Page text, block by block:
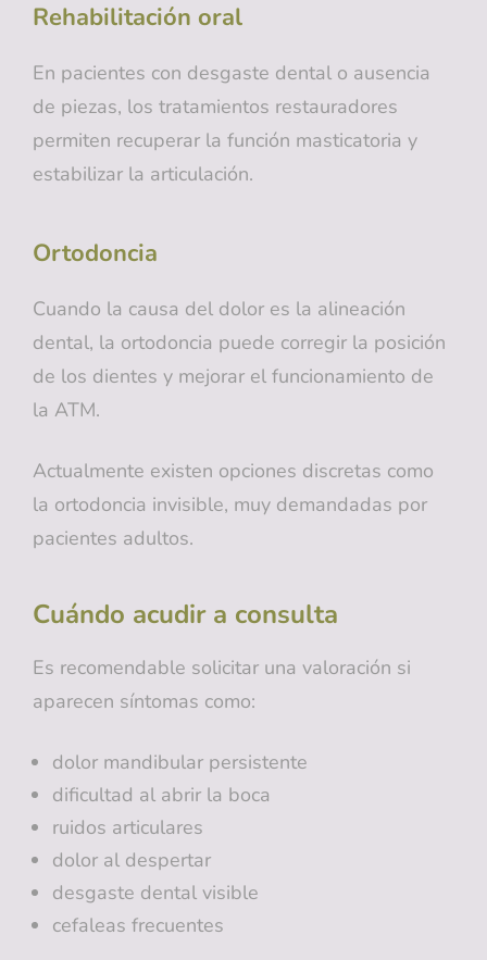
Rehabilitación oral
En pacientes con desgaste dental o ausencia
de piezas, los tratamientos restauradores
permiten recuperar la función masticatoria y
estabilizar la articulación.
Ortodoncia
Cuando la causa del dolor es la alineación
dental, la ortodoncia puede corregir la posición
de los dientes y mejorar el funcionamiento de
la ATM.
Actualmente existen opciones discretas como
la ortodoncia invisible, muy demandadas por
pacientes adultos.
Cuándo acudir a consulta
Es recomendable solicitar una valoración si
aparecen síntomas como:
dolor mandibular persistente
dificultad al abrir la boca
ruidos articulares
dolor al despertar
desgaste dental visible
cefaleas frecuentes